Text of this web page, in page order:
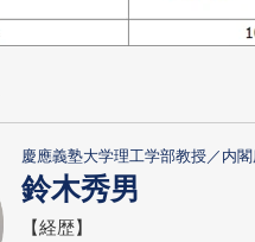
慶應義塾大学理工学部教授／内
鈴木秀男
【経歴】